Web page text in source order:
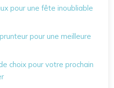
pour une fête inoubliable
pour une meilleure
choix pour votre prochain